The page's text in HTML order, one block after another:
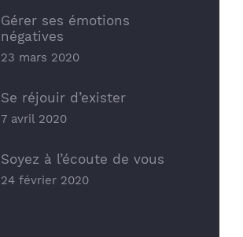
Gérer ses émotions
négatives
23 mars 2020
Se réjouir d’exister
7 avril 2020
Soyez à l’écoute de vous
24 février 2020